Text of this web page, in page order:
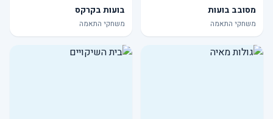
מסובב בועות
משחקי התאמה
בועות בקרקס
משחקי התאמה